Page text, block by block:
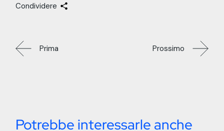
Condividere
Prima Prossimo
Potrebbe interessarle anche